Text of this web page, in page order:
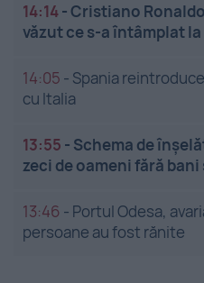
14:14-Cristiano
văzut ce s-a întâmplat
14:05 - Spania
cu Italia
13:55 - Schema de
zeci de oameni fără bani
13:46 - Portul Odesa,
persoane au fost rănite